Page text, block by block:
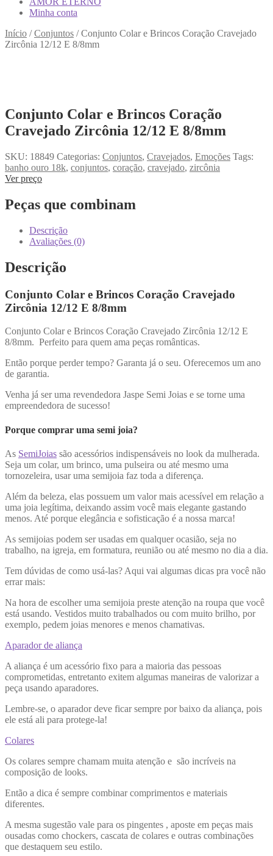
Minha conta
Início /Conjuntos /Conjunto Colar e Brincos Coração Cravejado
Zircônia 12/12 E 8/8mm
Conjunto Colar e Brincos Coração
Cravejado Zircônia 12/12 E 8/8mm
SKU: 18849 Categorias: Conjuntos, Cravejados, Emoções Tags:
banho ouro 18k, conjuntos, coração, cravejado, zircônia
Ver preço
Peças que combinam
Descrição
Avaliações (0)
Descrição
Conjunto Colar e Brincos Coração Cravejado
Zircônia 12/12 E 8/8mm
Conjunto Colar e Brincos Coração Cravejado Zircônia 12/12 E
8/8mm. Perfeito para quem ama peças românticas.
Então porque perder tempo? Garanta já o seu. Oferecemos um ano
de garantia.
Venha já ser uma revendedora Jaspe Semi Joias e se torne uma
empreendedora de sucesso!
Porque comprar uma semi joia?
As SemiJoias são acessórios indispensáveis no look da mulherada.
Seja um colar, um brinco, uma pulseira ou até mesmo uma
tornozeleira, usar uma semijoia faz toda a diferença.
Além da beleza, elas possuem um valor mais acessível em relação a
uma joia legítima, deixando assim você mais elegante gastando
menos. Até porque elegância e sofisticação é a nossa marca!
As semijoias podem ser usadas em qualquer ocasião, seja no
trabalho, na igreja, em formatura, reunião ou até mesmo no dia a dia.
Tem dúvidas de como usá-las? Aqui vai algumas dicas pra você não
errar mais:
Na hora de escolher uma semijoia preste atenção na roupa que você
está usando. Vestidos muito trabalhados ou com muito brilho, por
exemplo, pedem joias menores e menos chamativas.
Aparador de aliança
A aliança é um acessório fixo para a maioria das pessoas
comprometidas, entretanto exitem algumas maneiras de valorizar a
peça usando aparadores.
Lembre-se, o aparador deve ficar sempre por baixo da aliança, pois
ele está ali para protege-la!
Colares
Os colares sempre chamam muita atenção e são incríveis na
composição de looks.
Então a dica é sempre combinar comprimentos e materiais
diferentes.
A mesma sugestão vale para os pingentes , aposte em peças mais
ousadas como chockers, cascata de colares e outras combinações
que destaquem seu estilo.